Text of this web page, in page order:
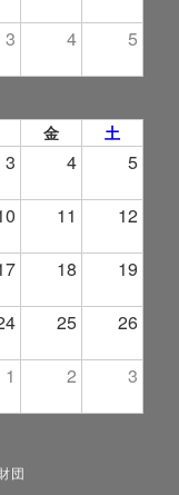
3 4 5
金 土
3 4 5
11 12
18 19
25 26
1 2 3
団